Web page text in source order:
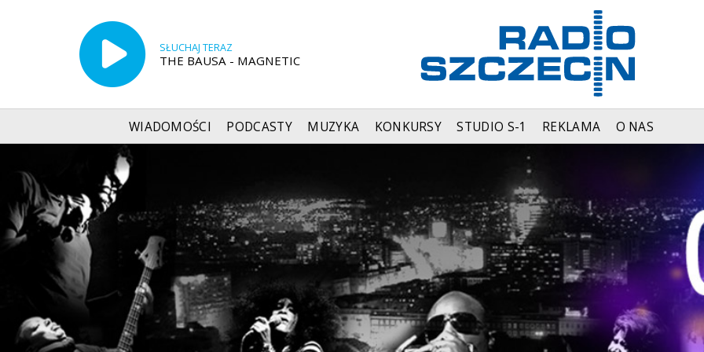
SŁUCHAJ TERAZ
THE BAUSA - MAGNETIC
WIADOMOŚCI PODCASTY MUZYKA KONKURSY STUDIO S-1 REKLAMA O NAS